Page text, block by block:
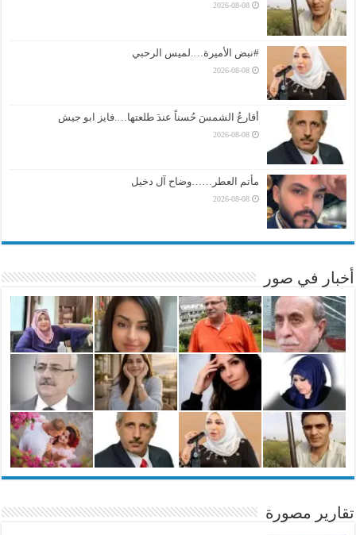
2026-08-08
#نبض الأميرة….لميس الرحبي
2026-08-08
أقارعُ الشمسَ حُسناً عندَ طلعتها….فايز ابو جيش
2026-08-08
مأتم العطر……وضاح آل دخيل
2026-08-08
أخبار في صور
تقارير مصورة